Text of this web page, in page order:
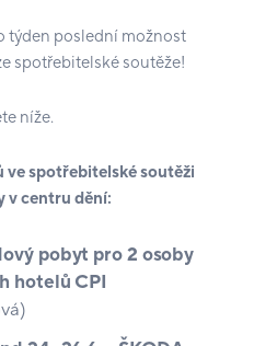
týden poslední možnost
spotřebitelské soutěže!
níže.
ve spotřebitelské soutěži
v centru dění:
pobyt pro 2 osoby
hotelů CPI